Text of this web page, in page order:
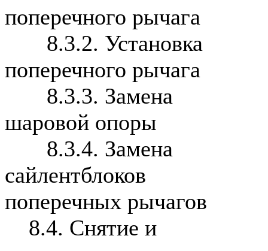
поперечного рычага
8.3.2. Установка
поперечного рычага
8.3.3. Замена
шаровой опоры
8.3.4. Замена
сайлентблоков
поперечных рычагов
8.4. Снятие и